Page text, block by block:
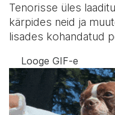
Tenorisse üles
kärpides neid ja
lisades kohandatud
Looge GIF-e